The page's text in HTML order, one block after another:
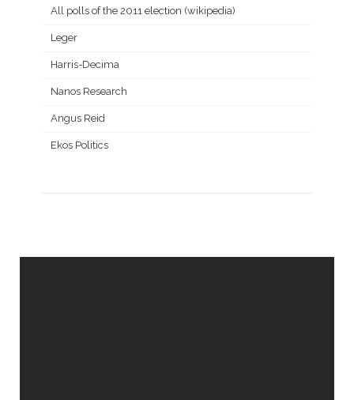
All polls of the 2011 election (wikipedia)
Leger
Harris-Decima
Nanos Research
Angus Reid
Ekos Politics